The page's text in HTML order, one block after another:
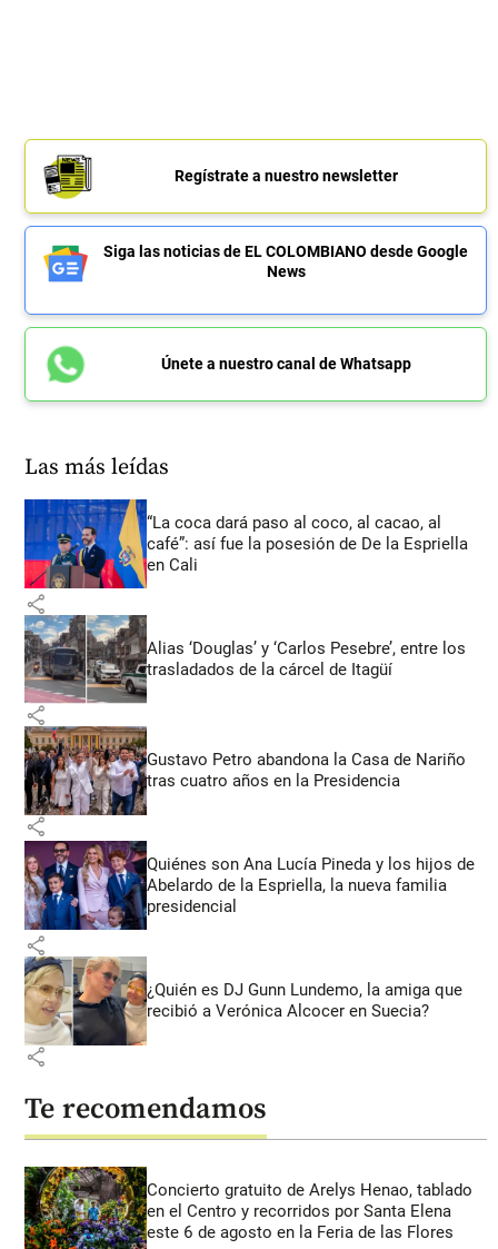
Regístrate a nuestro newsletter
Siga las noticias de EL COLOMBIANO desde Google
News
Únete a nuestro canal de Whatsapp
Las más leídas
“La coca dará paso al coco, al cacao, al
café”: así fue la posesión de De la Espriella
en Cali
share
Alias ‘Douglas’ y ‘Carlos Pesebre’, entre los
trasladados de la cárcel de Itagüí
share
Gustavo Petro abandona la Casa de Nariño
tras cuatro años en la Presidencia
share
Quiénes son Ana Lucía Pineda y los hijos de
Abelardo de la Espriella, la nueva familia
presidencial
share
¿Quién es DJ Gunn Lundemo, la amiga que
recibió a Verónica Alcocer en Suecia?
share
Te recomendamos
Concierto gratuito de Arelys Henao, tablado
en el Centro y recorridos por Santa Elena
este 6 de agosto en la Feria de las Flores